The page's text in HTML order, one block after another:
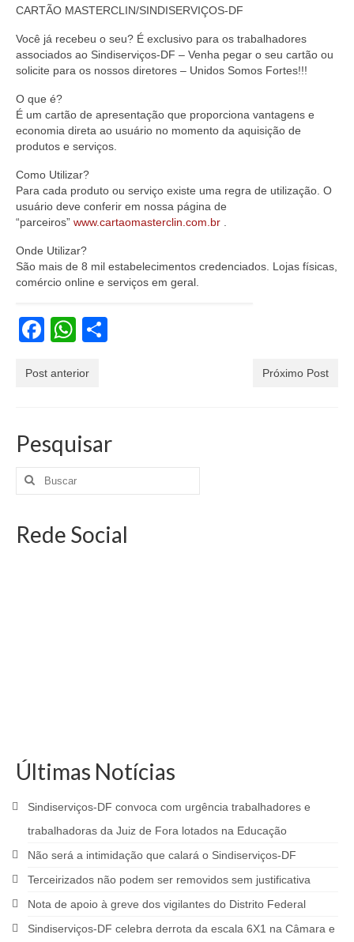
Jornais
Convenções
Cartilhas
Sites Importantes
Notícias
Contato
CARTÃO MASTERCLIN/SINDISERVIÇOS-DF
Você já recebeu o seu? É exclusivo para os trabalhadores
associados ao Sindiserviços-DF – Venha pegar o seu cartão ou
solicite para os nossos diretores – Unidos Somos Fortes!!!
O que é?
É um cartão de apresentação que proporciona vantagens e
economia direta ao usuário no momento da aquisição de
produtos e serviços.
Como Utilizar?
Para cada produto ou serviço existe uma regra de utilização. O
usuário deve conferir em nossa página de
“parceiros” www.cartaomasterclin.com.br
Onde Utilizar?
São mais de 8 mil estabelecimentos credenciados. Lojas físicas,
comércio online e serviços em geral.
Facebook
WhatsApp
Post anterior Próximo Post
Pesquisar
Rede Social
Últimas Notícias
Sindiserviços-DF convoca com urgência trabalhadores e
trabalhadoras da Juiz de Fora lotados na Educação
Não será a intimidação que calará o Sindiserviços-DF
Terceirizados não podem ser removidos sem justificativa
Nota de apoio à greve dos vigilantes do Distrito Federal
Sindiserviços-DF celebra derrota da escala 6X1 na Câmara e